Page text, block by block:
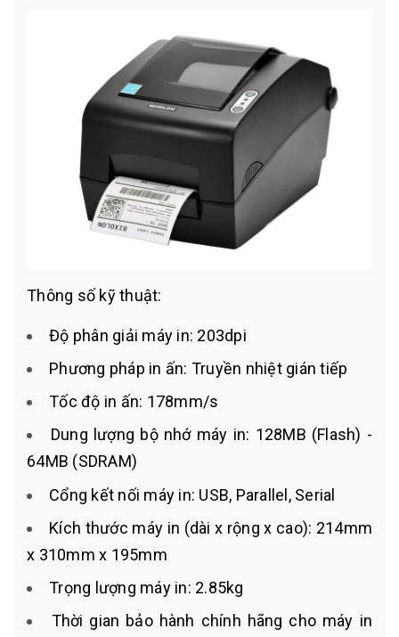
Thông số kỹ thuật:
Độ phân giải máy in: 203dpi
Phương pháp in ấn: Truyền nhiệt gián tiếp
Tốc độ in ấn: 178mm/s
Dung lượng bộ nhớ máy in: 128MB (Flash) -
64MB (SDRAM)
Cổng kết nối máy in: USB, Parallel, Serial
Kích thước máy in (dài x rộng x cao): 214mm
x 310mm x 195mm
Trọng lượng máy in: 2.85kg
Thời gian bảo hành chính hãng cho máy in